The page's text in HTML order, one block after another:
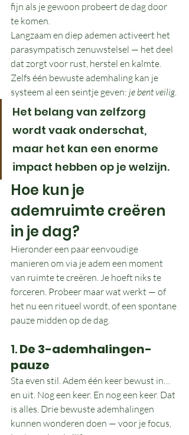
fijn als je gewoon probeert de dag door
te komen.
Langzaam en diep ademen activeert het
parasympatisch zenuwstelsel — het deel
dat zorgt voor rust, herstel en kalmte.
Zelfs één bewuste ademhaling kan je
systeem al een seintje geven: je bent veilig.
Het belang van zelfzorg
wordt vaak onderschat,
maar het kan een enorme
impact hebben op je welzijn.
Hoe kun je
ademruimte creëren
in je dag?
Hieronder een paar eenvoudige
manieren om via je adem een moment
van ruimte te creëren. Je hoeft niks te
forceren. Probeer maar wat werkt — of
het nu een ritueel wordt, of een spontane
pauze midden op de dag.
1. De 3-ademhalingen-
pauze
Sta even stil. Adem één keer bewust in…
en uit. Nog een keer. En nog een keer. Dat
is alles. Drie bewuste ademhalingen
kunnen wonderen doen — voor je focus,